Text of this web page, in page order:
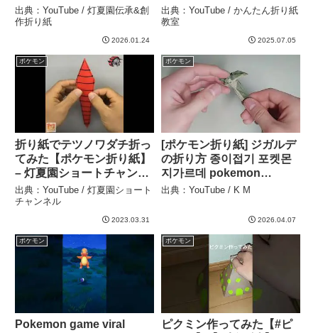
り紙
出典：YouTube / 灯夏園伝承&創
作折り紙
2026.01.24
#shorts – かんたん折り紙
教室
出典：YouTube / かんたん折り紙
教室
2025.07.05
ポケモン
折り紙でテツノワダチ折っ
てみた【ポケモン折り紙】
– 灯夏園ショートチャンネ
ル
出典：YouTube / 灯夏園ショート
チャンネル
2023.03.31
ポケモン
[ポケモン折り紙] ジガルデ
の折り方 종이접기 포켓몬
지가르데 pokemon
origami Zygarde ２０‰ –
出典：YouTube / K M
2026.04.07
ポケモン
Pokemon game viral
ポケモン
ピクミン作ってみた【#ピ